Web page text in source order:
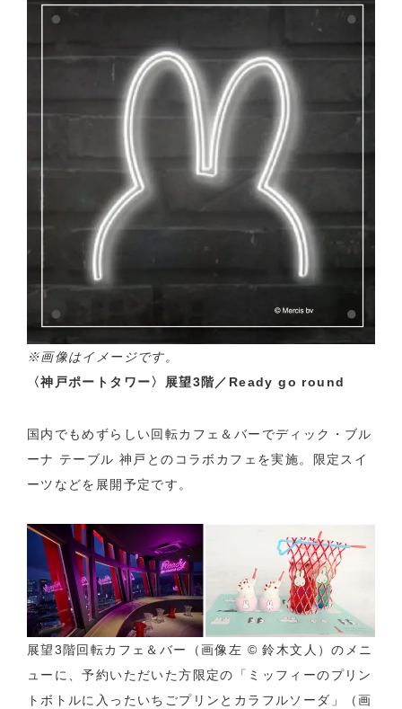
※画像はイメージです。
〈神戸ポートタワー〉展望3階／Ready go round
国内でもめずらしい回転カフェ＆バーでディック・ブル
ーナ テーブル 神戸とのコラボカフェを実施。限定スイ
ーツなどを展開予定です。
展望3階回転カフェ＆バー（画像左 © 鈴木文人）のメニ
ューに、予約いただいた方限定の「ミッフィーのプリン
トボトルに入ったいちごプリンとカラフルソーダ」（画